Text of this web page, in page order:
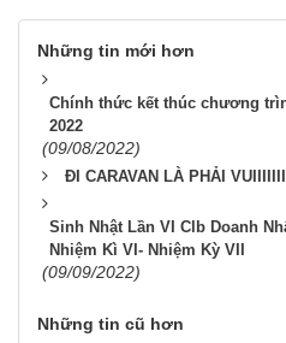
Những tin mới hơn
Chính thức kết thúc chương
2022
(09/08/2022)
ĐI CARAVAN LÀ PHẢI
Sinh Nhật Lần VI Clb Doanh
Nhiệm Kì VI- Nhiệm Kỳ VII
(09/09/2022)
Những tin cũ hơn